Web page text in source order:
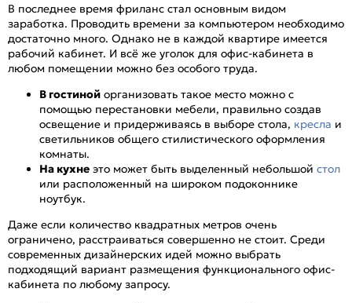
В последнее время фриланс стал основным видом
заработка. Проводить времени за компьютером необходимо
достаточно много. Однако не в каждой квартире имеется
рабочий кабинет. И всё же уголок для офис-кабинета в
любом помещении можно без особого труда.
В гостиной организовать такое место можно с
помощью перестановки мебели, правильно создав
освещение и придерживаясь в выборе стола, кресла и
светильников общего стилистического оформления
комнаты.
На кухне это может быть выделенный небольшой стол
или расположенный на широком подоконнике
ноутбук.
Даже если количество квадратных метров очень
ограничено, расстраиваться совершенно не стоит. Среди
современных дизайнерских идей можно выбрать
подходящий вариант размещения функционального офис-
кабинета по любому запросу.